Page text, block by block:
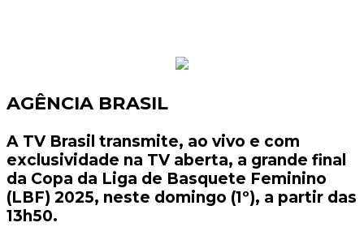
AGÊNCIA BRASIL
A TV Brasil transmite, ao vivo e com
exclusividade na TV aberta, a grande final
da Copa da Liga de Basquete Feminino
(LBF) 2025, neste domingo (1º), a partir das
13h50.